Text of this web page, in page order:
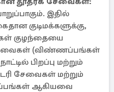
இதில்
குடிமக்களுக்கு,
குழந்தையை
(விண்ணப்பங்கள்
பிறப்பு மற்றும்
சேவைகள் மற்றும்
ஆகியவை